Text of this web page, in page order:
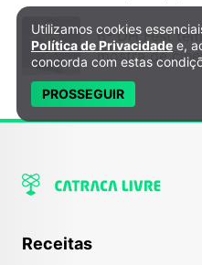
6º DH Fest
mostra de
Receitas
Política de Privacidade e
Utilizamos cookies
Política de Privacidade e,
concorda com estas
PROSSEGUIR